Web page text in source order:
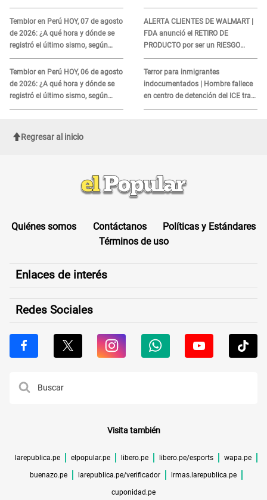
Temblor en Perú HOY, 07 de agosto
de 2026: ¿A qué hora y dónde se
registró el último sismo, según
IGP?
Temblor en Perú HOY, 06 de agosto
de 2026: ¿A qué hora y dónde se
registró el último sismo, según
IGP?
ALERTA CLIENTES DE WALMART |
FDA anunció el RETIRO DE
PRODUCTO por ser un RIESGO
MORTAL para consumidores: ¿Cuál
es?
Terror para inmigrantes
indocumentados | Hombre fallece
en centro de detención del ICE tras
sufrir una "emergencia médica"
Regresar al inicio
Quiénes somos Contáctanos
Políticas y Estándares
Términos de uso
Enlaces de interés
Redes Sociales
Visita también
larepublica.pe elpopular.pe libero.pe libero.pe/esports wapa.pe
buenazo.pe larepublica.pe/verificador lrmas.larepublica.pe
cuponidad.pe